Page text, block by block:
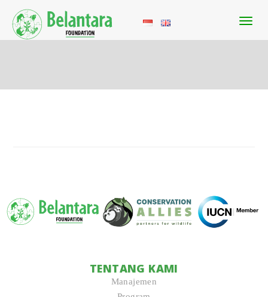
TENTANG KAMI
Manajemen